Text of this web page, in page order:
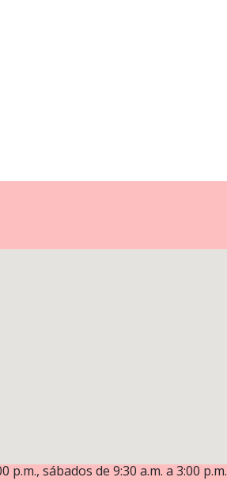
p.m., sábados de 9:30 a.m. a 3:00 p.m.